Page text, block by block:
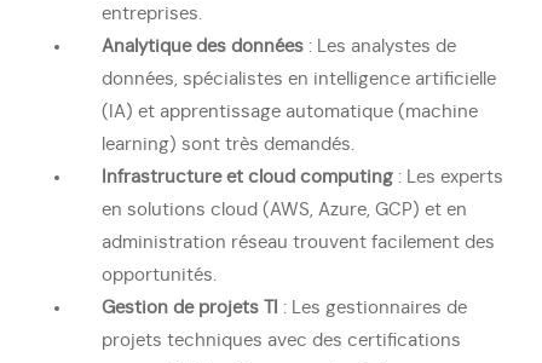
entreprises.
Analytique des données : Les analystes de
données, spécialistes en intelligence artificielle
(IA) et apprentissage automatique (machine
learning) sont très demandés.
Infrastructure et cloud computing : Les experts
en solutions cloud (AWS, Azure, GCP) et en
administration réseau trouvent facilement des
opportunités.
Gestion de projets TI
: Les gestionnaires de
projets techniques avec des certifications